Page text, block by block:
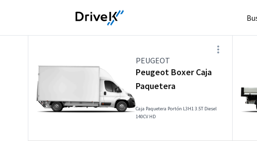
PEUGEOT
Peugeot Boxer Caja
Paquetera
Caja Paquetera Portón L3H1 3.5T Diesel
140CV HD